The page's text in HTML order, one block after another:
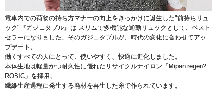
電車内での荷物の持ち方マナーの向上をきっかけに誕生した"前持ちリュ
ック"『ガジェタブル』は スリムで多機能な通勤リュックとして、ベスト
セラーになりました。そのガジェタブルが、時代の変化に合わせてアッ
プデート。
働くすべての人にとって、使いやすく、快適に進化しました。
本体生地は軽量かつ耐久性に優れたリサイクルナイロン「Mipan regen?
ROBIC」を採用。
繊維生産過程に発生する廃材を再生した糸で作られています。